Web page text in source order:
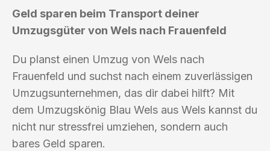
Geld sparen beim Transport deiner
Umzugsgüter von Wels nach Frauenfeld
Du planst einen Umzug von Wels nach
Frauenfeld und suchst nach einem zuverlässigen
Umzugsunternehmen, das dir dabei hilft? Mit
dem Umzugskönig Blau Wels aus Wels kannst du
nicht nur stressfrei umziehen, sondern auch
bares Geld sparen.